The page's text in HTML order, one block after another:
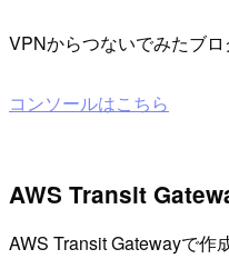
VPNからつないでみたブロ
コンソールはこちら
AWS Transit
AWS Transit Gatewayで作